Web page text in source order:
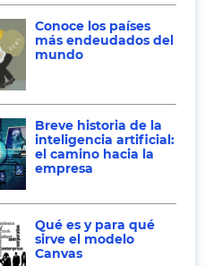
Conoce los países
más endeudados del
mundo
Breve historia de la
inteligencia artificial:
el camino hacia la
empresa
Qué es y para qué
sirve el modelo
Canvas